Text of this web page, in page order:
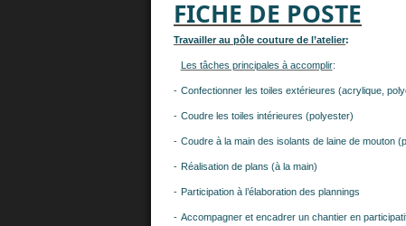
FICHE DE POSTE
Travailler au pôle couture de l’atelier:
Les tâches principales à accomplir:
- Confectionner les toiles extérieures (acrylique,
- Coudre les toiles intérieures (polyester)
- Coudre à la main des isolants de laine de mouton
- Réalisation de plans (à la main)
- Participation à l’élaboration des plannings
- Accompagner et encadrer un chantier en